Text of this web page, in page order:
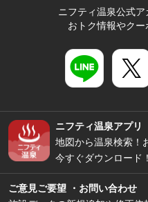
ニフティ温泉公式
おトク情報やク
ニフティ温泉アプリ
地図から温泉検索！
今すぐダウンロード！
ご意見ご要望 ・お問い合わせ